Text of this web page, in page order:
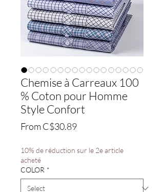
Chemise à Carreaux 100
% Coton pour Homme
Style Confort
FromC$30.89Sale
10% de réduction sur le 2e article
acheté
COLOR *